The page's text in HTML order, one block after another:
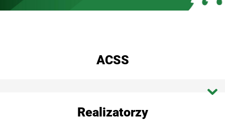
ACSS
Realizatorzy